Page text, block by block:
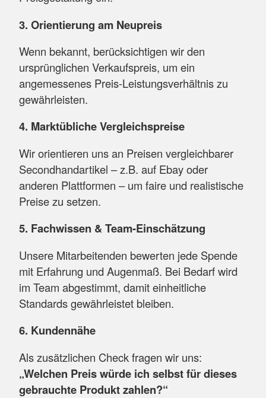
3. Orientierung am Neupreis
Wenn bekannt, berücksichtigen wir den
ursprünglichen Verkaufspreis, um ein
angemessenes Preis-Leistungsverhältnis zu
gewährleisten.
4. Marktübliche Vergleichspreise
Wir orientieren uns an Preisen vergleichbarer
Secondhandartikel – z.B. auf Ebay oder
anderen Plattformen – um faire und realistische
Preise zu setzen.
5. Fachwissen & Team-Einschätzung
Unsere Mitarbeitenden bewerten jede Spende
mit Erfahrung und Augenmaß. Bei Bedarf wird
im Team abgestimmt, damit einheitliche
Standards gewährleistet bleiben.
6. Kundennähe
Als zusätzlichen Check fragen wir uns:
„Welchen Preis würde ich selbst für dieses
gebrauchte Produkt zahlen?“